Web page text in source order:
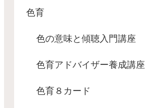
色育
色の意味と傾聴入門講座
色育アドバイザー養成講座
色育８カード